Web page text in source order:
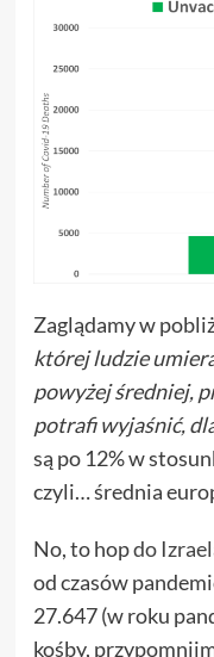
Zaglądamy w
której ludzie
powyżej średniej,
potrafi wyjaśnić,
są po 12% w
czyli… średnia
No, to hopdo
od czasów
27.647 (w roku
kośby,